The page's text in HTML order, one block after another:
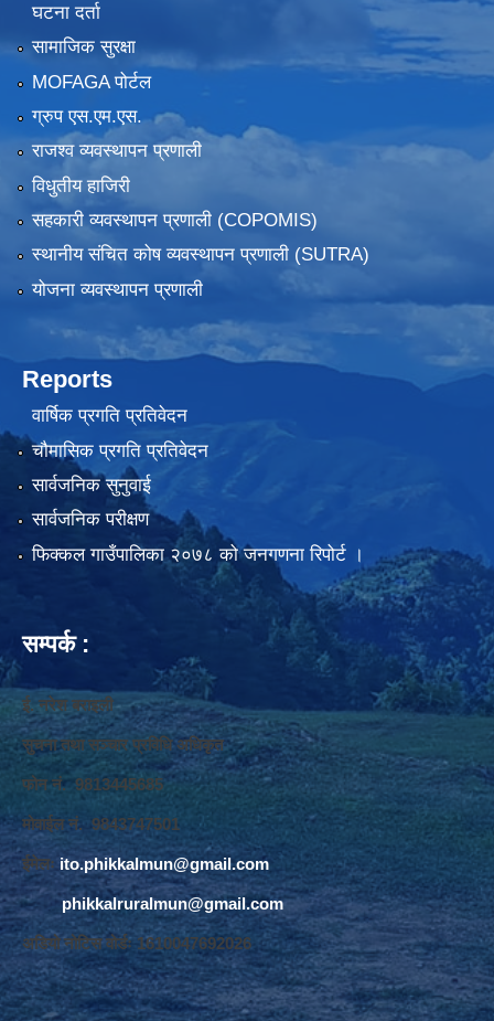
घटना दर्ता
सामाजिक सुरक्षा
MOFAGA पोर्टल
ग्रुप एस.एम.एस.
राजश्व व्यवस्थापन प्रणाली
विधुतीय हाजिरी
सहकारी व्यवस्थापन प्रणाली (COPOMIS)
स्थानीय संचित कोष व्यवस्थापन प्रणाली (SUTRA)
योजना व्यवस्थापन प्रणाली
Reports
वार्षिक प्रगति प्रतिवेदन
चौमासिक प्रगति प्रतिवेदन
सार्वजनिक सुनुवाई
सार्वजनिक परीक्षण
फिक्कल गाउँपालिका २०७८ को जनगणना रिपोर्ट ।
सम्पर्क :
ई. नरेश बराइली
सुचना तथा सञ्‍चार प्रविधि अधिकृत
फोन नं. 9813445685
मोवाईल नं. 9843747501
ईमेलः ito.phikkalmun@gmail.com
phikkalruralmun@gmail.com
अडियो नोटिस वोर्डः 1610047692026